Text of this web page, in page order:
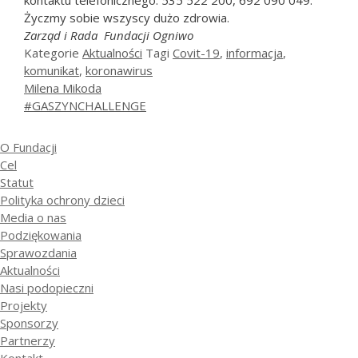
Życzmy sobie wszyscy dużo zdrowia.
Zarząd i Rada Fundacji Ogniwo
Kategorie Aktualności Tagi Covit-19, informacja,
komunikat, koronawirus
Milena Mikoda
#GASZYNCHALLENGE
O Fundacji
Cel
Statut
Polityka ochrony dzieci
Media o nas
Podziękowania
Sprawozdania
Aktualności
Nasi podopieczni
Projekty
Sponsorzy
Partnerzy